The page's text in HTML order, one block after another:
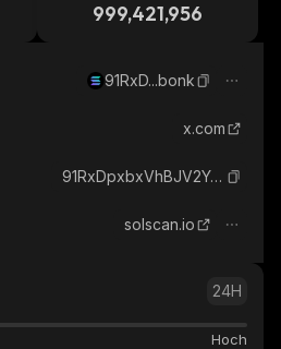
999,421,956
91RxD...bonk
x.com
91RxDpxbxVhBJV2Yn9P4SbVBgZitjtceFxn5dDtDbonk_solana
solscan.io
24H
Hoch